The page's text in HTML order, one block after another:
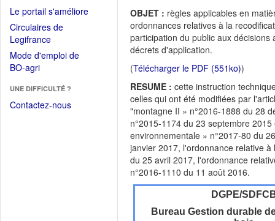
Le portail s'améliore(Fichier
Circulaires de
Legifrance(Ouvrir
dans
une
fenêtre)
Mode d'emploi de
BO-agri(Ouvrir
une
nouvelle
UNE DIFFICULTÉ ?
Contactez-nous
OBJET : règles applicables en
ordonnances relatives à la
participation du public aux
décrets d'application.
(Télécharger le PDF (551ko))
RESUME : cette instruction
celles qui ont été modifiées par
"montagne II » n°2016-1888 du 28
n°2015-1174 du 23 septembre
environnementale » n°2017-80 du
janvier 2017, l'ordonnance relative
du 25 avril 2017, l'ordonnance
n°2016-1110 du 11 août 2016.
DGPE/
Bureau Gestion durable